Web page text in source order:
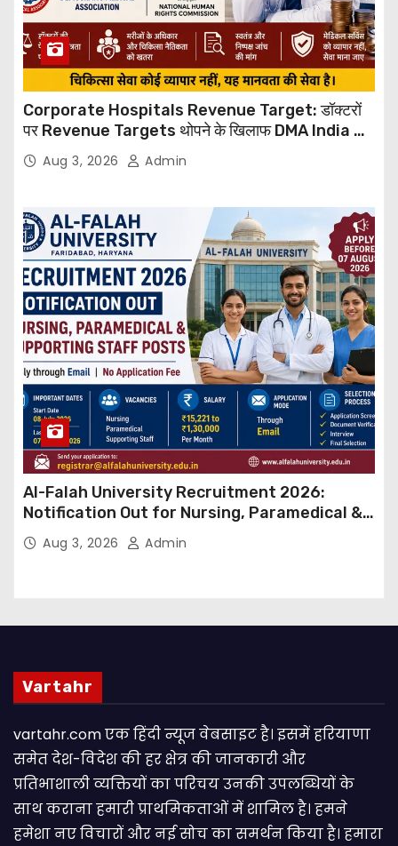
Corporate Hospitals Revenue Target: डॉक्टरों
पर Revenue Targets थोपने के खिलाफ DMA India का
बड़ा कदम, NHRC से Suo Motu जांच की मांग
Aug 3, 2026 Admin
Al-Falah University Recruitment 2026:
Notification Out for Nursing, Paramedical &
Supporting Staff Posts, Apply Through Email
Aug 3, 2026 Admin
Vartahr
vartahr.com एक हिंदी न्यूज वेबसाइट है। इसमें हरियाणा
समेत देश-विदेश की हर क्षेत्र की जानकारी और
प्रतिभाशाली व्यक्तियों का परिचय उनकी उपलब्धियों के
साथ कराना हमारी प्राथमिकताओं में शामिल है। हमने
हमेशा नए विचारों और नई सोच का समर्थन किया है। हमारा